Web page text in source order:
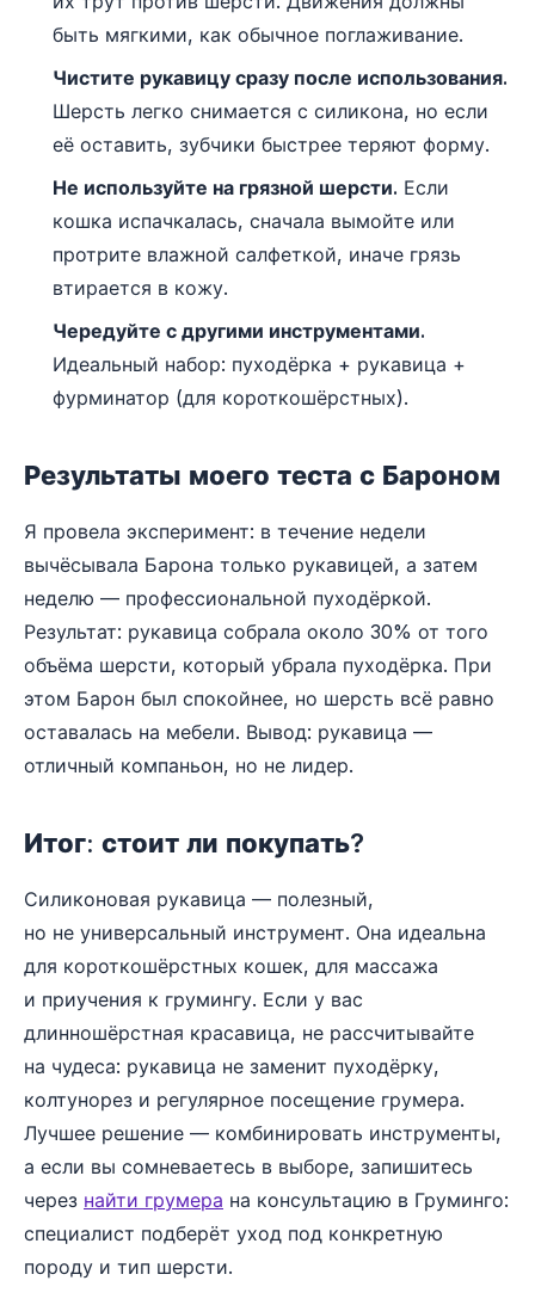
быть мягкими, как обычное поглаживание.
Чистите рукавицу сразу после использования.
Шерсть легко снимается с силикона, но если
её оставить, зубчики быстрее теряют форму.
Не используйте на грязной шерсти. Если
кошка испачкалась, сначала вымойте или
протрите влажной салфеткой, иначе грязь
втирается в кожу.
Чередуйте с другими инструментами.
Идеальный набор: пуходёрка + рукавица +
фурминатор (для короткошёрстных).
Результаты моего теста с Бароном
Я провела эксперимент: в течение недели
вычёсывала Барона только рукавицей, а затем
неделю — профессиональной пуходёркой.
Результат: рукавица собрала около 30% от того
объёма шерсти, который убрала пуходёрка. При
этом Барон был спокойнее, но шерсть всё равно
оставалась на мебели. Вывод: рукавица —
отличный компаньон, но не лидер.
Итог: стоит ли покупать?
Силиконовая рукавица — полезный,
но не универсальный инструмент. Она идеальна
для короткошёрстных кошек, для массажа
и приучения к грумингу. Если у вас
длинношёрстная красавица, не рассчитывайте
на чудеса: рукавица не заменит пуходёрку,
колтунорез и регулярное посещение грумера.
Лучшее решение — комбинировать инструменты,
а если вы сомневаетесь в выборе, запишитесь
через найти грумера на консультацию в Груминго:
специалист подберёт уход под конкретную
породу и тип шерсти.